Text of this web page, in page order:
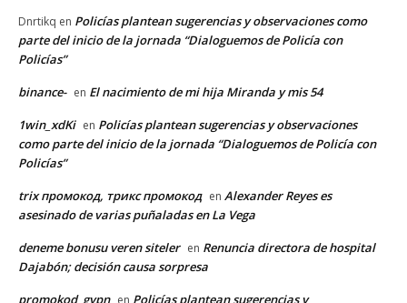
Dnrtikq en Policías plantean sugerencias y observaciones como
parte del inicio de la jornada “Dialoguemos de Policía con
Policías”
binance- en El nacimiento de mi hija Miranda y mis 54
1win_xdKi en Policías plantean sugerencias y observaciones
como parte del inicio de la jornada “Dialoguemos de Policía con
Policías”
trix промокод, трикс промокод en Alexander Reyes es
asesinado de varias puñaladas en La Vega
deneme bonusu veren siteler en Renuncia directora de hospital
Dajabón; decisión causa sorpresa
promokod_gypn en Policías plantean sugerencias y